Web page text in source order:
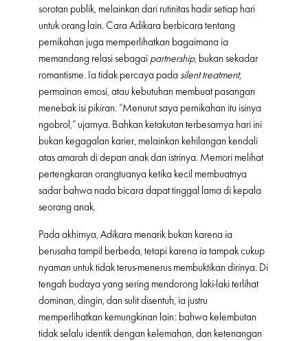
sorotan publik, melainkan dari rutinitas hadir setiap hari
untuk orang lain. Cara Adikara berbicara tentang
pernikahan juga memperlihatkan bagaimana ia
memandang relasi sebagai partnership, bukan sekadar
romantisme. Ia tidak percaya pada silent treatment,
permainan emosi, atau kebutuhan membuat pasangan
menebak isi pikiran. “Menurut saya pernikahan itu isinya
ngobrol,” ujarnya. Bahkan ketakutan terbesarnya hari ini
bukan kegagalan karier, melainkan kehilangan kendali
atas amarah di depan anak dan istrinya. Memori melihat
pertengkaran orangtuanya ketika kecil membuatnya
sadar bahwa nada bicara dapat tinggal lama di kepala
seorang anak.
Pada akhirnya, Adikara menarik bukan karena ia
berusaha tampil berbeda, tetapi karena ia tampak cukup
nyaman untuk tidak terus-menerus membuktikan dirinya. Di
tengah budaya yang sering mendorong laki-laki terlihat
dominan, dingin, dan sulit disentuh, ia justru
memperlihatkan kemungkinan lain: bahwa kelembutan
tidak selalu identik dengan kelemahan, dan ketenangan